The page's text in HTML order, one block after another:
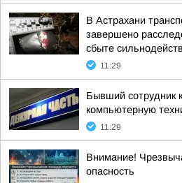
В Астрахани
завершено
сбыте
11:29
Бывший сотрудник
компьютерную
11:29
Внимание!
опасность